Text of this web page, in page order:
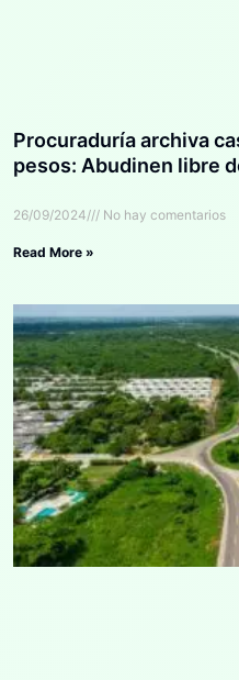
Procuraduría archiva
pesos: Abudinen libre
26/09/2024 No hay comentarios
Read More »